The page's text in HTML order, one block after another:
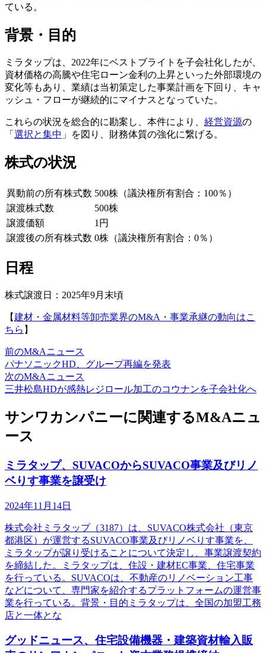
ている。
背景・目的
ミラタップは、2022年にベストブライトを子会社化したが、
資材価格の高騰や住宅ローン金利の上昇といった外部環境の
変化等もあり、業績は当初策定した事業計画を下回り、キャ
ッシュ・フローが継続的にマイナスとなっていた。
これらの状況を総合的に勘案し、本件により、 経営資源の
「 選択と集中 」を図り、財務体質の強化に繋げる。
株式の状況
異動前の所有株式数 500株（議決権所有割合：100％）
譲渡株式数
500株
譲渡価額
1円
譲渡後の所有株式数 0株（議決権所有割合：0％）
日程
株式譲渡日：2025年9月末頃
【建材・金属材料等卸売業界のM&A・事業承継の動向はこ
ちら 】
前のM&Aニュース
パナソニックHD、グループ再編を発表
次のM&Aニュース
三井松島HDが感熱レジロール加工のコウナンを子会社化へ
サンワカンパニーに関連するM&Aニュ
ース
ミラタップ、SUVACOからSUVACO事業及びリノ
ベりす事業を譲受け
2024年11月14日
株式会社ミラタップ（3187）は、SUVACO株式会社（東京
都港区）が運営するSUVACO事業及びリノベりす事業を、
ミラタップが譲り受けることについて決定し、事業譲渡契約
を締結した。ミラタップは、住設・建材EC事業、住宅事業
を行っている。SUVACOは、不動産のリノベーション工事
などについて、専門家を紹介するプラットフォームの運営事
業を行っている。背景・目的ミラタップは、全国の加盟工務
店と一体とな
グッドニュース、住宅設備機器・建築資材輸入販